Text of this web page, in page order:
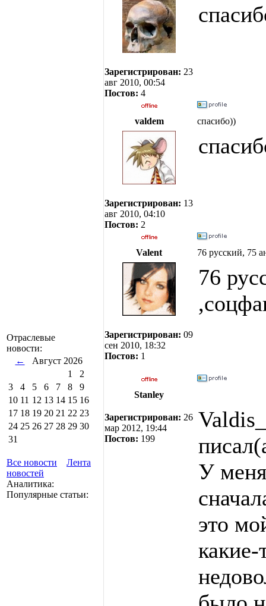
Отраслевые
новости:
←
Август 2026
1
2
3
4 5 6 7 8
9
10 11 12 13 14 15 16
17 18 19 20 21 22 23
24 25 26 27 28 29 30
31
Все новости
Лента
новостей
Аналитика:
Популярные статьи:
Зарегистрирован: 23
авг 2010, 00:54
Постов: 4
valdem спасибо))
Зарегистрирован: 13
авг 2010, 04:10
Постов: 2
Valent 76 русский, 75
Зарегистрирован: 09
сен 2010, 18:32
Постов: 1
76
Stanley
Зарегистрирован: 26
мар 2012, 19:44
Постов: 199
У
это